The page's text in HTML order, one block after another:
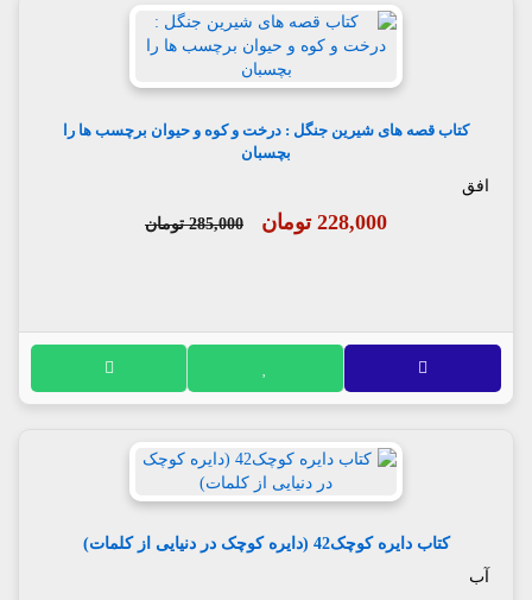
کتاب قصه های شیرین جنگل : درخت و کوه و حیوان برچسب ها را
بچسبان
افق
228,000 تومان 285,000 تومان
کتاب دایره کوچک42 (دایره کوچک در دنیایی از کلمات)
آب